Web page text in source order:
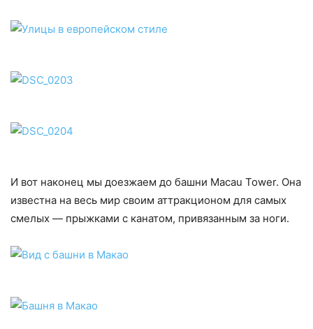
И вот наконец мы доезжаем до башни Macau Tower. Она
известна на весь мир своим аттракционом для самых
смелых — прыжками с канатом, привязанным за ноги.